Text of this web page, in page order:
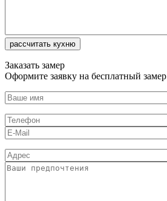
Заказать замер
Оформите заявку на бесплатный замер